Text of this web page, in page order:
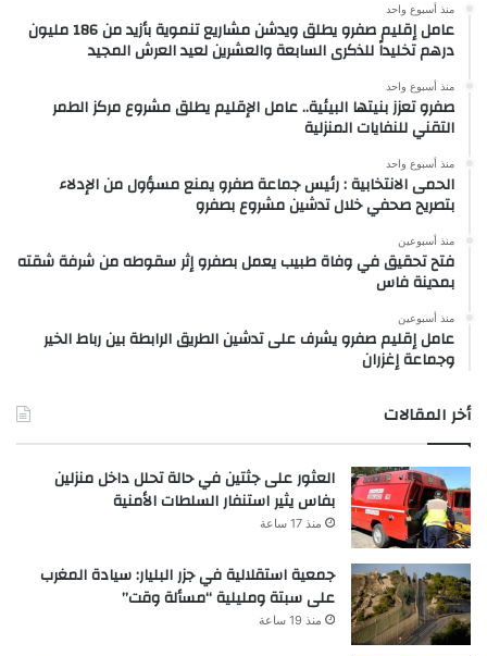
منذ أسبوع واحد
عامل إقليم صفرو يطلق ويدشن مشاريع تنموية بأزيد من 186 مليون
درهم تخليداً للذكرى السابعة والعشرين لعيد العرش المجيد
منذ أسبوع واحد
صفرو تعزز بنيتها البيئية.. عامل الإقليم يطلق مشروع مركز الطمر
التقني للنفايات المنزلية
منذ أسبوع واحد
الحمى الانتخابية : رئيس جماعة صفرو يمنع مسؤول من الإدلاء
بتصريح صحفي خلال تدشين مشروع بصفرو
منذ أسبوعين
فتح تحقيق في وفاة طبيب يعمل بصفرو إثر سقوطه من شرفة شقته
بمدينة فاس
منذ أسبوعين
عامل إقليم صفرو يشرف على تدشين الطريق الرابطة بين رباط الخير
وجماعة إغزران
أخر المقالات
العثور على جثتين في حالة تحلل داخل منزلين
بفاس يثير استنفار السلطات الأمنية
منذ 17 ساعة
جمعية استقلالية في جزر البليار: سيادة المغرب
على سبتة ومليلية “مسألة وقت”
منذ 19 ساعة